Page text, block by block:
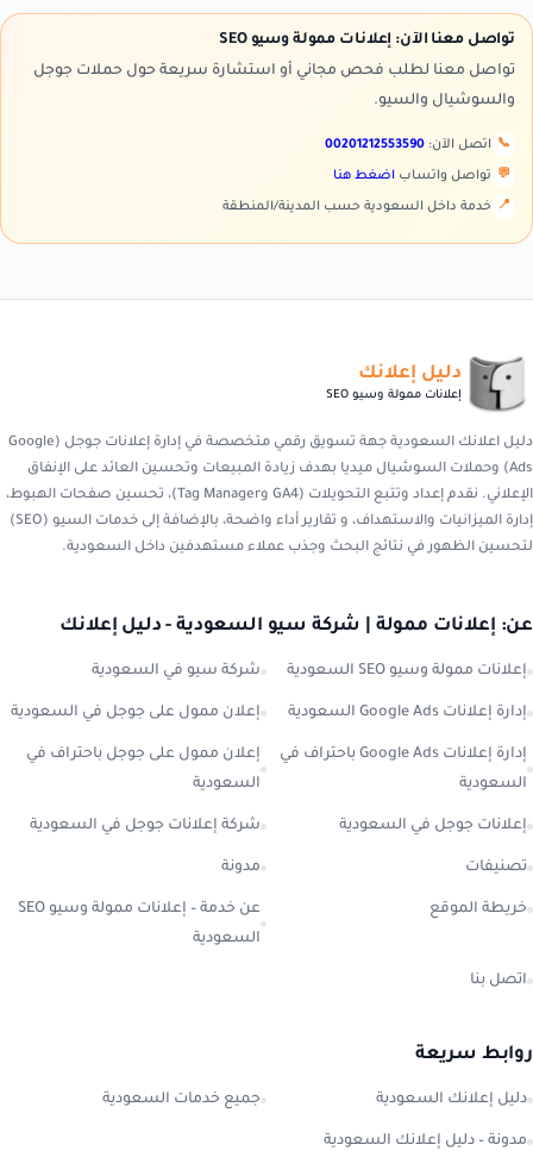
تواصل معنا الآن: إعلانات ممولة وسيو SEO
تواصل معنا لطلب فحص مجاني أو استشارة سريعة حول حملات جوجل
والسوشيال والسيو.
📞 اتصل الآن: 00201212553590
💬 تواصل واتساب اضغط هنا
📍 خدمة داخل السعودية حسب المدينة/المنطقة
دليل إعلانك
إعلانات ممولة وسيو SEO
دليل اعلانك السعودية جهة تسويق رقمي متخصصة في إدارة إعلانات جوجل (Google
Ads) وحملات السوشيال ميديا بهدف زيادة المبيعات وتحسين العائد على الإنفاق
الإعلاني. نقدم إعداد وتتبع التحويلات (GA4 وTag Manager)، تحسين صفحات الهبوط،
إدارة الميزانيات والاستهداف، و تقارير أداء واضحة، بالإضافة إلى خدمات السيو (SEO)
لتحسين الظهور في نتائج البحث وجذب عملاء مستهدفين داخل السعودية.
عن: إعلانات ممولة | شركة سيو السعودية - دليل إعلانك
إعلانات ممولة وسيو SEO السعودية شركة سيو في السعودية
إدارة إعلانات Google Ads السعودية إعلان ممول على جوجل في السعودية
إدارة إعلانات Google Ads باحتراف في
السعودية
إعلان ممول على جوجل باحتراف في
السعودية
إعلانات جوجل في السعودية شركة إعلانات جوجل في السعودية
تصنيفات مدونة
خريطة الموقع
عن خدمة – إعلانات ممولة وسيو SEO
السعودية
اتصل بنا
روابط سريعة
دليل إعلانك السعودية جميع خدمات السعودية
مدونة – دليل إعلانك السعودية